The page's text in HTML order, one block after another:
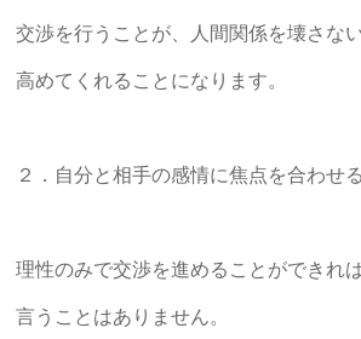
交渉を行うことが、人間関係を壊さな
高めてくれることになります。
２．自分と相手の感情に焦点を合わせる
理性のみで交渉を進めることができれ
言うことはありません。